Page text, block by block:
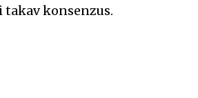
takav konsenzus.